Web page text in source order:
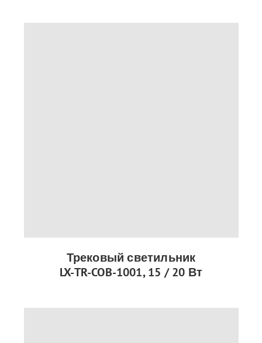
Трековый светильник
LX-TR-COB-1001, 15 / 20 Вт